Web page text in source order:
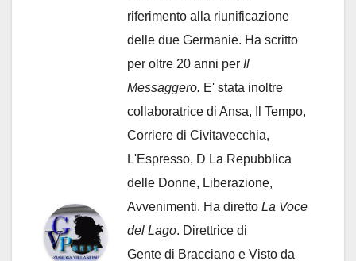
riferimento alla riunificazione
delle due Germanie. Ha scritto
per oltre 20 anni per Il
Messaggero. E' stata inoltre
collaboratrice di Ansa, Il Tempo,
Corriere di Civitavecchia,
L'Espresso, D La Repubblica
delle Donne, Liberazione,
Avvenimenti. Ha diretto La Voce
del Lago. Direttrice di
Gente di Bracciano e Visto da